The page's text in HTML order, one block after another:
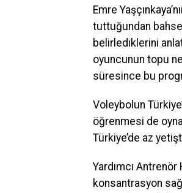
Emre
tuttuğundan
belirlediklerini
oyuncunun topu
süresince bu
Voleybolun
öğrenmesi de
Türkiye’de az
Yardımcı
konsantrasyon